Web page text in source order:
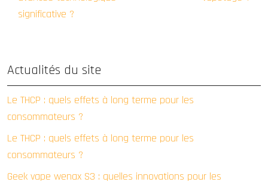
significative ?
Actualités du site
Le THCP : quels effets à long terme pour les
consommateurs ?
Le THCP : quels effets à long terme pour les
consommateurs ?
Geek vape wenax S3 : quelles innovations pour les